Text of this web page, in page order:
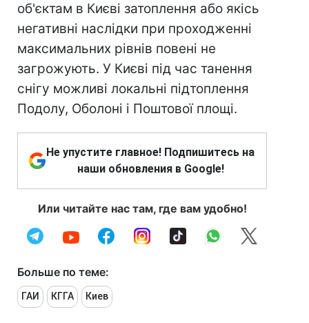
об'єктам в Києві затоплення або якісь
негативні наслідки при проходженні
максимальних рівнів повені не
загрожують. У Києві під час танення
снігу можливі локальні підтоплення
Подолу, Оболоні і Поштової площі.
Не упустите главное! Подпишитесь на
наши обновления в Google!
Или читайте нас там, где вам удобно!
Больше по теме:
ГАИ КГГА Киев